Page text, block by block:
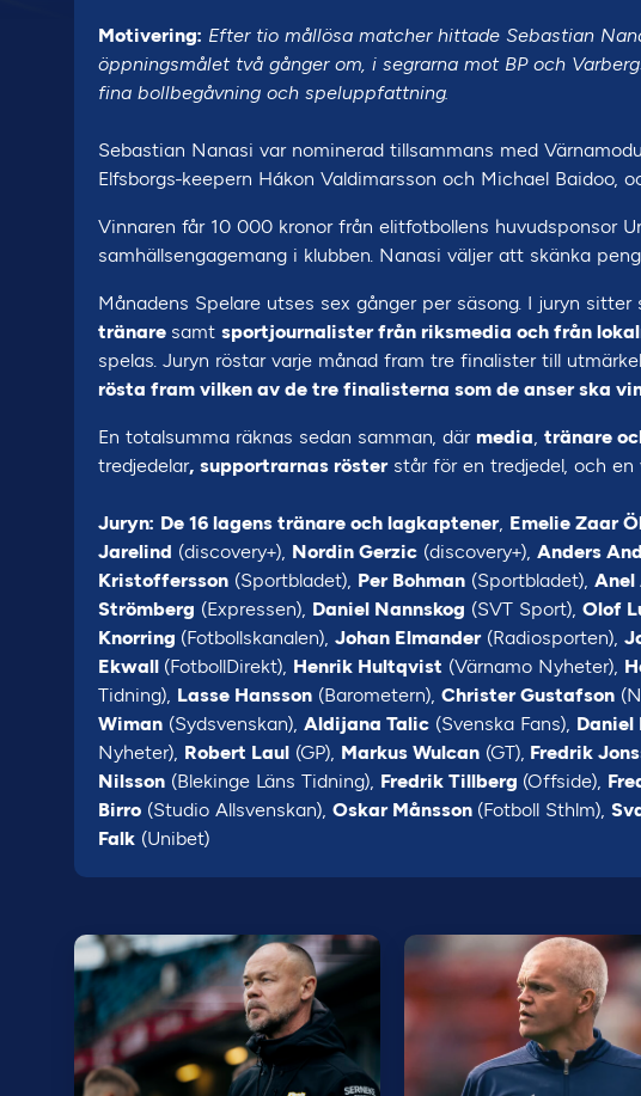
Motivering: Efter tio mållösa matcher hittade Sebastian
öppningsmålet två gånger om, i segrarna mot BP och
fina bollbegåvning och speluppfattning.
Sebastian Nanasi var nominerad tillsammans med
Elfsborgs-keepern Hákon Valdimarsson och Michael Baidoo,
Vinnaren får 10 000 kronor från elitfotbollens huvudsponsor
samhällsengagemang i klubben. Nanasi väljer att skänka
Månadens Spelare utses sex gånger per säsong. I juryn sitter
tränare samt sportjournalister från riksmedia och från
spelas. Juryn röstar varje månad fram tre finalister till
rösta fram vilken av de tre finalisterna som de anser ska
En totalsumma räknas sedan samman, där media, tränare
tredjedelar, supportrarnas rösterstår för en tredjedel, och en
Juryn: De 16 lagens tränare och lagkaptener, Emelie Zaar
Jarelind (discovery+), Nordin Gerzic (discovery+), Anders
Kristoffersson (Sportbladet), Per Bohman (Sportbladet), Anel
Strömberg (Expressen), Daniel Nannskog (SVT Sport), Olof
Knorring (Fotbollskanalen), Johan Elmander(Radiosporten),
Ekwall (FotbollDirekt), Henrik Hultqvist (Värnamo Nyheter),
Tidning), Lasse Hansson (Barometern), Christer Gustafson
Wiman (Sydsvenskan), Aldijana Talic (Svenska Fans), Daniel
Nyheter), Robert Laul (GP), Markus Wulcan (GT), Fredrik
Nilsson (Blekinge Läns Tidning), Fredrik Tillberg (Offside),
Birro (Studio Allsvenskan), Oskar Månsson (Fotboll Sthlm),
Falk (Unibet)